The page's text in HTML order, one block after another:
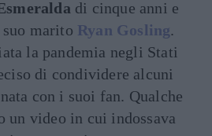
di cinque anni e
marito Ryan Gosling.
la pandemia negli Stati
di condividere alcuni
con i suoi fan. Qualche
un video in cui indossava